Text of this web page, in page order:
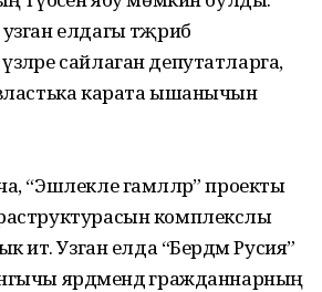
елдагы тәҗрибә
сайлаган депутатларга,
карата ышанычын
“Эшлекле гамәлләр” проекты
комплекслы
итә. Узган елда “Бердәм Русия”
ярдәмендә гражданнарның